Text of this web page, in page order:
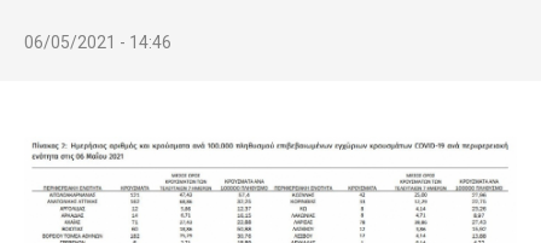
06/05/2021 - 14:46